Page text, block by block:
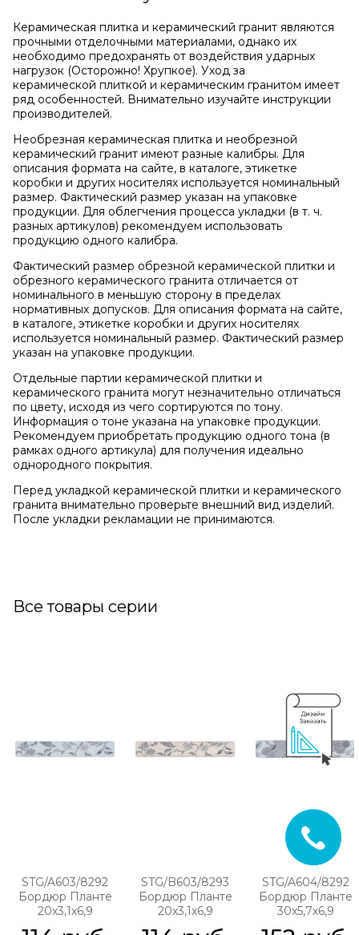
Керамическая плитка и керамический гранит являются
прочными отделочными материалами, однако их
необходимо предохранять от воздействия ударных
нагрузок (Осторожно! Хрупкое). Уход за
керамической плиткой и керамическим гранитом имеет
ряд особенностей. Внимательно изучайте инструкции
производителей.
Необрезная керамическая плитка и необрезной
керамический гранит имеют разные калибры. Для
описания формата на сайте, в каталоге, этикетке
коробки и других носителях используется номинальный
размер. Фактический размер указан на упаковке
продукции. Для облегчения процесса укладки (в т. ч.
разных артикулов) рекомендуем использовать
продукцию одного калибра.
Фактический размер обрезной керамической плитки и
обрезного керамического гранита отличается от
номинального в меньшую сторону в пределах
нормативных допусков. Для описания формата на сайте,
в каталоге, этикетке коробки и других носителях
используется номинальный размер. Фактический размер
указан на упаковке продукции.
Отдельные партии керамической плитки и
керамического гранита могут незначительно отличаться
по цвету, исходя из чего сортируются по тону.
Информация о тоне указана на упаковке продукции.
Рекомендуем приобретать продукцию одного тона (в
рамках одного артикула) для получения идеально
однородного покрытия.
Перед укладкой керамической плитки и керамического
гранита внимательно проверьте внешний вид изделий.
После укладки рекламации не принимаются.
Все товары серии
STG/A603/8292
Бордюр Планте
20х3,1х6,9
STG/B603/8293
Бордюр Планте
20х3,1х6,9
STG/A604/8292
Бордюр Планте
30х5,7х6,9